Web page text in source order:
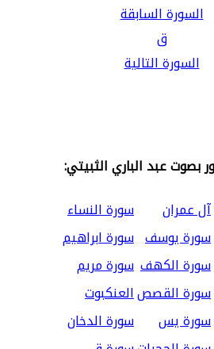
السورة السابقة
ق
السورة التالية
بصوت عبد الباري الثبيتي:
آل عمران
سورة النساء
سورة يوسف سورة ابراهيم
سورة الكهف سورة مريم
سورة القصصالعنكبوت
سورة يس
سورة الدخان